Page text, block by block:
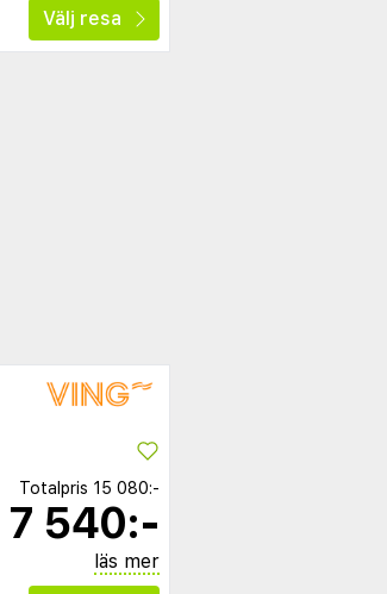
Välj resa
Totalpris 15 080:-
7 540:-
läs mer